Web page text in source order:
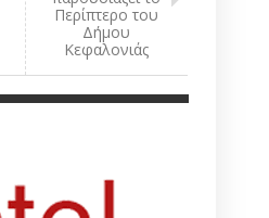
Περίπτερο του
Δήμου
Κεφαλονιάς